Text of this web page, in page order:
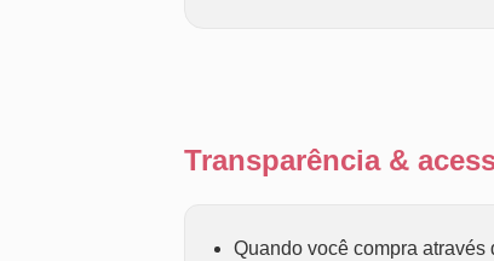
Transparência &
Quando você compra